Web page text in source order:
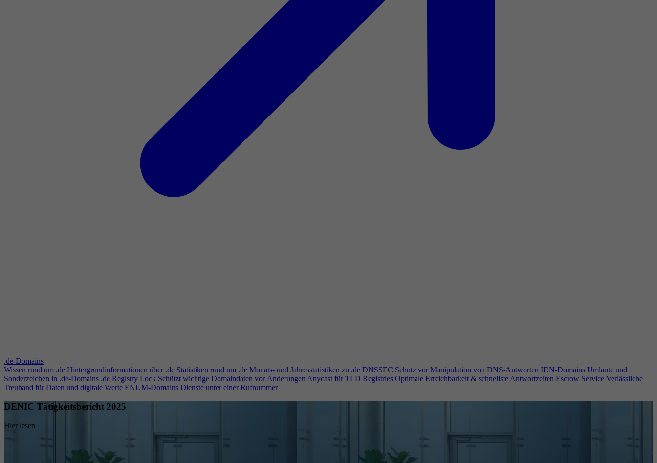
.de-Domains
Wissen rund um .de Hintergrundinformationen über .de Statistiken rund um .de Monats- und Jahresstatistiken zu .de DNSSEC Schutz vor Manipulation von DNS-Antworten IDN-Domains Umlaute und
Sonderzeichen in .de-Domains .de Registry Lock Schützt wichtige Domaindaten vor ÄnderungenAnycast für TLD Registries Optimale Erreichbarkeit & schnellste Antwortzeiten Escrow Service Verlässliche
Treuhand für Daten und digitale Werte ENUM-Domains Dienste unter einer Rufnummer
DENIC Tätigkeitsbericht 2025
Hier lesen